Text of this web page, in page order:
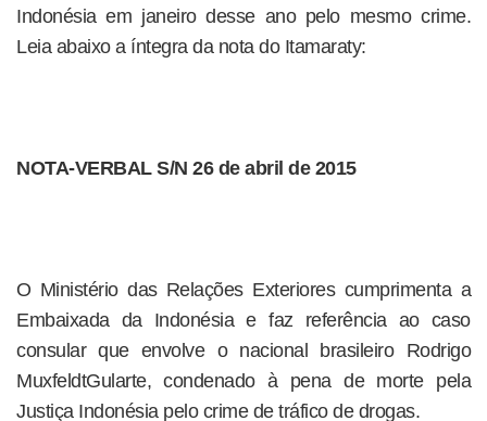
Indonésia em janeiro desse ano pelo mesmo crime.
Leia abaixo a íntegra da nota do Itamaraty:
NOTA-VERBAL S/N 26 de abril de 2015
O Ministério das Relações Exteriores cumprimenta a
Embaixada da Indonésia e faz referência ao caso
consular que envolve o nacional brasileiro Rodrigo
MuxfeldtGularte, condenado à pena de morte pela
Justiça Indonésia pelo crime de tráfico de drogas.